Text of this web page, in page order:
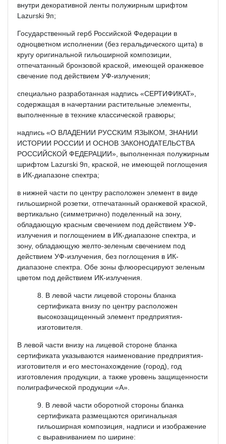
внутри декоративной ленты полужирным шрифтом
Lazurski 9п;
Государственный герб Российской Федерации в
одноцветном исполнении (без геральдического щита) в
кругу оригинальной гильоширной композиции,
отпечатанный бронзовой краской, имеющей оранжевое
свечение под действием УФ-излучения;
специально разработанная надпись «СЕРТИФИКАТ»,
содержащая в начертании растительные элементы,
выполненные в технике классической гравюры;
надпись «О ВЛАДЕНИИ РУССКИМ ЯЗЫКОМ, ЗНАНИИ
ИСТОРИИ РОССИИ И ОСНОВ ЗАКОНОДАТЕЛЬСТВА
РОССИЙСКОЙ ФЕДЕРАЦИИ», выполненная полужирным
шрифтом Lazurski 9п, краской, не имеющей поглощения
в ИК-диапазоне спектра;
в нижней части по центру расположен элемент в виде
гильоширной розетки, отпечатанный оранжевой краской,
вертикально (симметрично) поделенный на зону,
обладающую красным свечением под действием УФ-
излучения и поглощением в ИК-диапазоне спектра, и
зону, обладающую желто-зеленым свечением под
действием УФ-излучения, без поглощения в ИК-
диапазоне спектра. Обе зоны флюоресцируют зеленым
цветом под действием ИК-излучения.
В левой части лицевой стороны бланка
сертификата внизу по центру расположен
высокозащищенный элемент предприятия-
изготовителя.
В левой части внизу на лицевой стороне бланка
сертификата указываются наименование предприятия-
изготовителя и его местонахождение (город), год
изготовления продукции, а также уровень защищенности
полиграфической продукции «А».
В левой части оборотной стороны бланка
сертификата размещаются оригинальная
гильоширная композиция, надписи и изображение
с выравниванием по ширине: